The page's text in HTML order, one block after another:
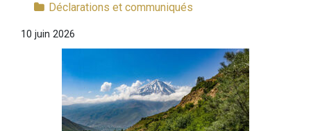
Déclarations et communiqués
10 juin 2026